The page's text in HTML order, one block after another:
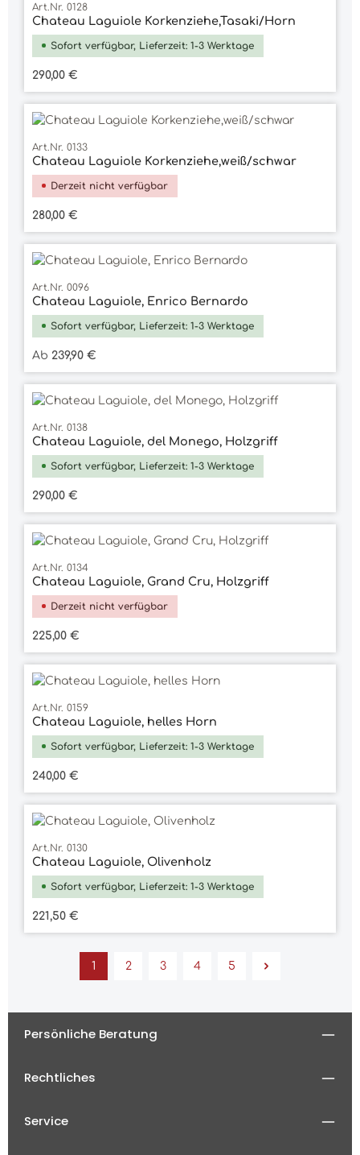
Art.Nr. 0128
Chateau Laguiole Korkenziehe,Tasaki/Horn
Sofort verfügbar, Lieferzeit: 1-3 Werktage
Regulärer Preis:
290,00 €
Art.Nr. 0133
Chateau Laguiole Korkenziehe,weiß/schwar
Derzeit nicht verfügbar
Regulärer Preis:
280,00 €
Art.Nr. 0096
Chateau Laguiole, Enrico Bernardo
Sofort verfügbar, Lieferzeit: 1-3 Werktage
Regulärer Preis:
Ab 239,90 €
Art.Nr. 0138
Chateau Laguiole, del Monego, Holzgriff
Sofort verfügbar, Lieferzeit: 1-3 Werktage
Regulärer Preis:
290,00 €
Art.Nr. 0134
Chateau Laguiole, Grand Cru, Holzgriff
Derzeit nicht verfügbar
Regulärer Preis:
225,00 €
Art.Nr. 0159
Chateau Laguiole, helles Horn
Sofort verfügbar, Lieferzeit: 1-3 Werktage
Regulärer Preis:
240,00 €
Art.Nr. 0130
Chateau Laguiole, Olivenholz
Sofort verfügbar, Lieferzeit: 1-3 Werktage
Regulärer Preis:
221,50 €
Seite
1
Seite
2
Seite
3
Seite
4
Seite
5
Persönliche Beratung
Rechtliches
Service